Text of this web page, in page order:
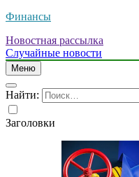
Финансы
Новостная рассылка
Случайные новости
Меню
Найти:
Заголовки